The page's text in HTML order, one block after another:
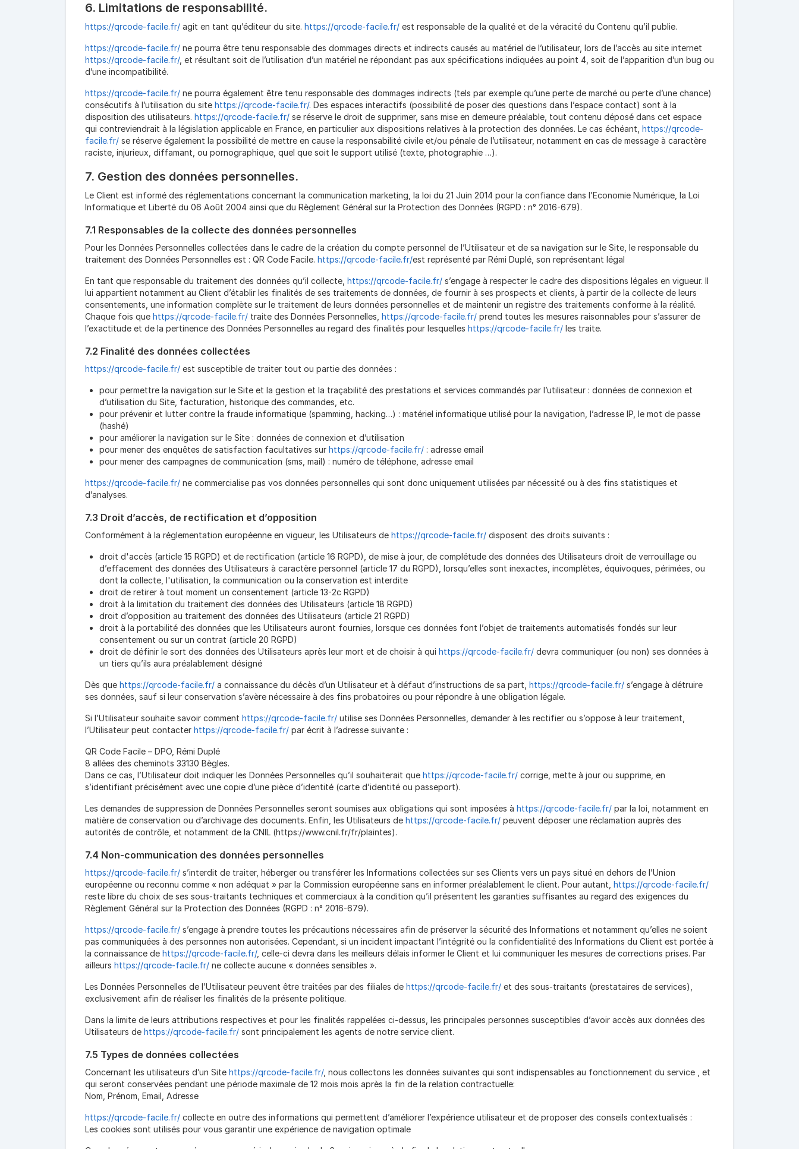
6. Limitations de responsabilité.
https://qrcode-facile.fr/ agit en tant qu’éditeur du site. https://qrcode-facile.fr/ est responsable de la qualité et de la véracité du Contenu qu’il publie.
https://qrcode-facile.fr/ ne pourra être tenu responsable des dommages directs et indirects causés au matériel de l’utilisateur, lors de l’accès au site internet
https://qrcode-facile.fr/, et résultant soit de l’utilisation d’un matériel ne répondant pas aux spécifications indiquées au point 4, soit de l’apparition d’un bug ou
d’une incompatibilité.
https://qrcode-facile.fr/ ne pourra également être tenu responsable des dommages indirects (tels par exemple qu’une perte de marché ou perte d’une chance)
consécutifs à l’utilisation du site https://qrcode-facile.fr/. Des espaces interactifs (possibilité de poser des questions dans l’espace contact) sont à la
disposition des utilisateurs. https://qrcode-facile.fr/ se réserve le droit de supprimer, sans mise en demeure préalable, tout contenu déposé dans cet espace
qui contreviendrait à la législation applicable en France, en particulier aux dispositions relatives à la protection des données. Le cas échéant, https://qrcode-
facile.fr/ se réserve également la possibilité de mettre en cause la responsabilité civile et/ou pénale de l’utilisateur, notamment en cas de message à caractère
raciste, injurieux, diffamant, ou pornographique, quel que soit le support utilisé (texte, photographie …).
7. Gestion des données personnelles.
Le Client est informé des réglementations concernant la communication marketing, la loi du 21 Juin 2014 pour la confiance dans l’Economie Numérique, la Loi
Informatique et Liberté du 06 Août 2004 ainsi que du Règlement Général sur la Protection des Données (RGPD : n° 2016-679).
7.1 Responsables de la collecte des données personnelles
Pour les Données Personnelles collectées dans le cadre de la création du compte personnel de l’Utilisateur et de sa navigation sur le Site, le responsable du
traitement des Données Personnelles est : QR Code Facile. https://qrcode-facile.fr/est représenté par Rémi Duplé, son représentant légal
En tant que responsable du traitement des données qu’il collecte, https://qrcode-facile.fr/ s’engage à respecter le cadre des dispositions légales en vigueur. Il
lui appartient notamment au Client d’établir les finalités de ses traitements de données, de fournir à ses prospects et clients, à partir de la collecte de leurs
consentements, une information complète sur le traitement de leurs données personnelles et de maintenir un registre des traitements conforme à la réalité.
Chaque fois que https://qrcode-facile.fr/ traite des Données Personnelles, https://qrcode-facile.fr/ prend toutes les mesures raisonnables pour s’assurer de
l’exactitude et de la pertinence des Données Personnelles au regard des finalités pour lesquelles https://qrcode-facile.fr/ les traite.
7.2 Finalité des données collectées
https://qrcode-facile.fr/ est susceptible de traiter tout ou partie des données :
pour permettre la navigation sur le Site et la gestion et la traçabilité des prestations et services commandés par l’utilisateur : données de connexion et
d’utilisation du Site, facturation, historique des commandes, etc.
pour prévenir et lutter contre la fraude informatique (spamming, hacking…) : matériel informatique utilisé pour la navigation, l’adresse IP, le mot de passe
(hashé)
pour améliorer la navigation sur le Site : données de connexion et d’utilisation
pour mener des enquêtes de satisfaction facultatives sur https://qrcode-facile.fr/ : adresse email
pour mener des campagnes de communication (sms, mail) : numéro de téléphone, adresse email
https://qrcode-facile.fr/ ne commercialise pas vos données personnelles qui sont donc uniquement utilisées par nécessité ou à des fins statistiques et
d’analyses.
7.3 Droit d’accès, de rectification et d’opposition
Conformément à la réglementation européenne en vigueur, les Utilisateurs de https://qrcode-facile.fr/ disposent des droits suivants :
droit d'accès (article 15 RGPD) et de rectification (article 16 RGPD), de mise à jour, de complétude des données des Utilisateurs droit de verrouillage ou
d’effacement des données des Utilisateurs à caractère personnel (article 17 du RGPD), lorsqu’elles sont inexactes, incomplètes, équivoques, périmées, ou
dont la collecte, l'utilisation, la communication ou la conservation est interdite
droit de retirer à tout moment un consentement (article 13-2c RGPD)
droit à la limitation du traitement des données des Utilisateurs (article 18 RGPD)
droit d’opposition au traitement des données des Utilisateurs (article 21 RGPD)
droit à la portabilité des données que les Utilisateurs auront fournies, lorsque ces données font l’objet de traitements automatisés fondés sur leur
consentement ou sur un contrat (article 20 RGPD)
droit de définir le sort des données des Utilisateurs après leur mort et de choisir à qui https://qrcode-facile.fr/ devra communiquer (ou non) ses données à
un tiers qu’ils aura préalablement désigné
Dès que https://qrcode-facile.fr/ a connaissance du décès d’un Utilisateur et à défaut d’instructions de sa part, https://qrcode-facile.fr/ s’engage à détruire
ses données, sauf si leur conservation s’avère nécessaire à des fins probatoires ou pour répondre à une obligation légale.
Si l’Utilisateur souhaite savoir comment https://qrcode-facile.fr/ utilise ses Données Personnelles, demander à les rectifier ou s’oppose à leur traitement,
l’Utilisateur peut contacter https://qrcode-facile.fr/ par écrit à l’adresse suivante :
QR Code Facile – DPO, Rémi Duplé
8 allées des cheminots 33130 Bègles.
Dans ce cas, l’Utilisateur doit indiquer les Données Personnelles qu’il souhaiterait que https://qrcode-facile.fr/ corrige, mette à jour ou supprime, en
s’identifiant précisément avec une copie d’une pièce d’identité (carte d’identité ou passeport).
Les demandes de suppression de Données Personnelles seront soumises aux obligations qui sont imposées à https://qrcode-facile.fr/ par la loi, notamment en
matière de conservation ou d’archivage des documents. Enfin, les Utilisateurs de https://qrcode-facile.fr/ peuvent déposer une réclamation auprès des
autorités de contrôle, et notamment de la CNIL (https://www.cnil.fr/fr/plaintes).
7.4 Non-communication des données personnelles
https://qrcode-facile.fr/ s’interdit de traiter, héberger ou transférer les Informations collectées sur ses Clients vers un pays situé en dehors de l’Union
européenne ou reconnu comme « non adéquat » par la Commission européenne sans en informer préalablement le client. Pour autant, https://qrcode-facile.fr/
reste libre du choix de ses sous-traitants techniques et commerciaux à la condition qu’il présentent les garanties suffisantes au regard des exigences du
Règlement Général sur la Protection des Données (RGPD : n° 2016-679).
https://qrcode-facile.fr/ s’engage à prendre toutes les précautions nécessaires afin de préserver la sécurité des Informations et notamment qu’elles ne soient
pas communiquées à des personnes non autorisées. Cependant, si un incident impactant l’intégrité ou la confidentialité des Informations du Client est portée à
la connaissance de https://qrcode-facile.fr/, celle-ci devra dans les meilleurs délais informer le Client et lui communiquer les mesures de corrections prises. Par
ailleurs https://qrcode-facile.fr/ ne collecte aucune « données sensibles ».
Les Données Personnelles de l’Utilisateur peuvent être traitées par des filiales de https://qrcode-facile.fr/ et des sous-traitants (prestataires de services),
exclusivement afin de réaliser les finalités de la présente politique.
Dans la limite de leurs attributions respectives et pour les finalités rappelées ci-dessus, les principales personnes susceptibles d’avoir accès aux données des
Utilisateurs de https://qrcode-facile.fr/ sont principalement les agents de notre service client.
7.5 Types de données collectées
Concernant les utilisateurs d’un Site https://qrcode-facile.fr/, nous collectons les données suivantes qui sont indispensables au fonctionnement du service , et
qui seront conservées pendant une période maximale de 12 mois mois après la fin de la relation contractuelle:
Nom, Prénom, Email, Adresse
https://qrcode-facile.fr/ collecte en outre des informations qui permettent d’améliorer l’expérience utilisateur et de proposer des conseils contextualisés :
Les cookies sont utilisés pour vous garantir une expérience de navigation optimale